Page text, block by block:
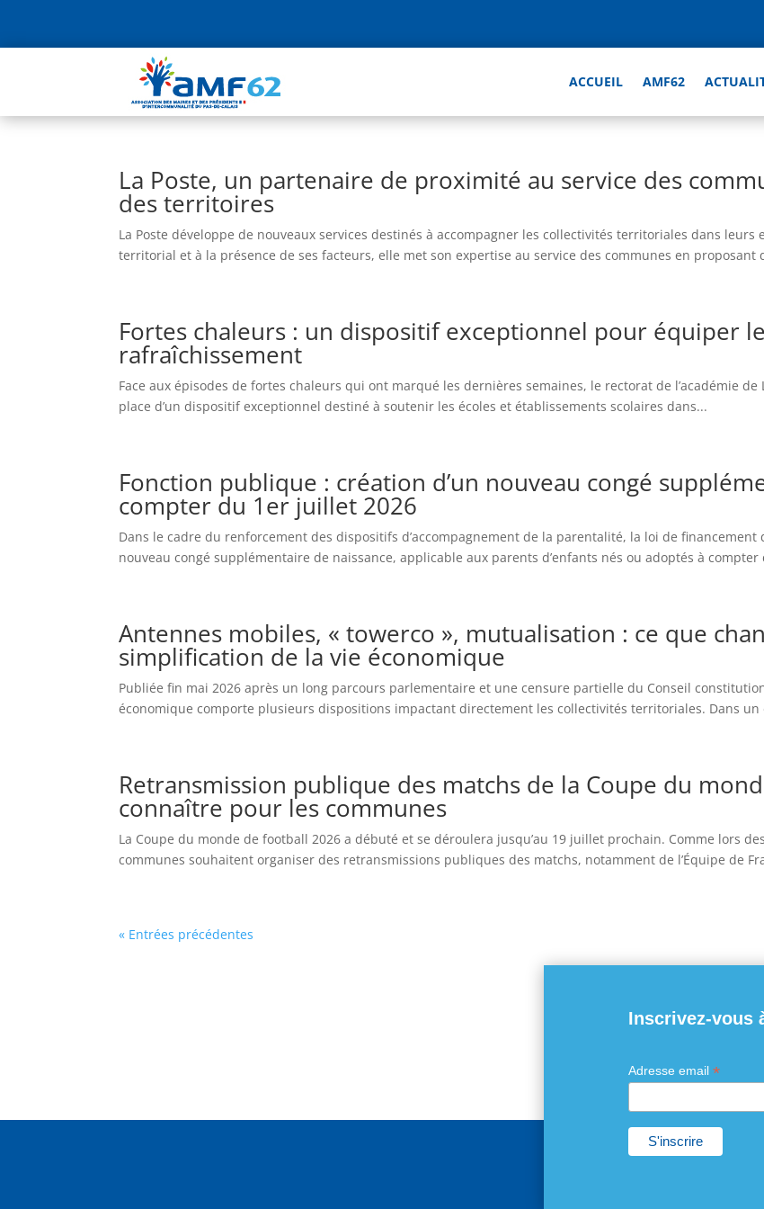
ACCUEIL AMF62
La Poste, un partenaire de proximité au service des
des territoires
La Poste développe de nouveaux services destinés à accompagner les collectivités territoriales dans leurs
territorial et à la présence de ses facteurs, elle met son expertise au service des communes en proposant
Fortes chaleurs : un dispositif exceptionnel pour équiper
rafraîchissement
Face aux épisodes de fortes chaleurs qui ont marqué les dernières semaines, le rectorat de l’académie
place d’un dispositif exceptionnel destiné à soutenir les écoles et établissements scolaires dans...
Fonction publique : création d’un nouveau congé
compter du 1er juillet 2026
Dans le cadre du renforcement des dispositifs d’accompagnement de la parentalité, la loi de financement
nouveau congé supplémentaire de naissance, applicable aux parents d’enfants nés ou adoptés à compter
Antennes mobiles, « towerco », mutualisation : ce que
simplification de la vie économique
Publiée fin mai 2026 après un long parcours parlementaire et une censure partielle du Conseil
économique comporte plusieurs dispositions impactant directement les collectivités territoriales. Dans un
Retransmission publique des matchs de la Coupe du
connaître pour les communes
La Coupe du monde de football 2026 a débuté et se déroulera jusqu’au 19 juillet prochain. Comme lors
communes souhaitent organiser des retransmissions publiques des matchs, notamment de l’Équipe de
« Entrées précédentes
Inscrivez-vous
Adresse email *